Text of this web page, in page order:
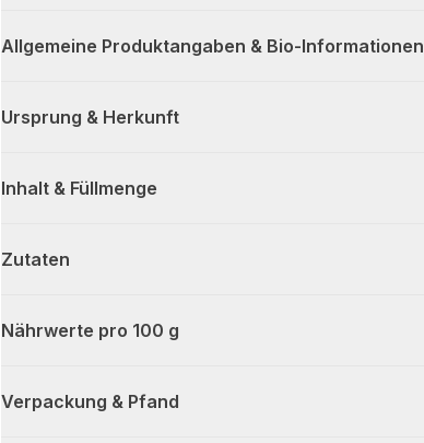
Allgemeine Produktangaben & Bio-Informationen
Ursprung & Herkunft
Inhalt & Füllmenge
Zutaten
Nährwerte pro 100 g
Verpackung & Pfand